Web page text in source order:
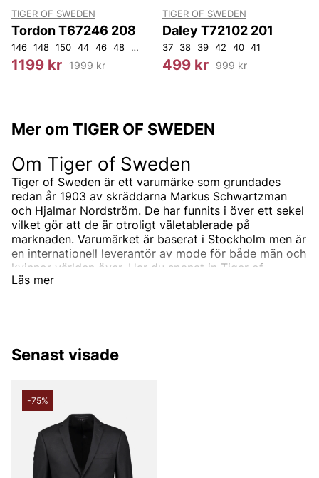
TIGER OF SWEDEN
Tordon T67246 208
146 148 150 44 46 48 54
1199 kr 1999 kr
TIGER OF SWEDEN
Daley T72102 201
37 38 39 42 40 41
499 kr 999 kr
Mer om TIGER OF SWEDEN
Läs mer
Om Tiger of Sweden
Tiger of Sweden är ett varumärke som grundades
redan år 1903 av skräddarna Markus Schwartzman
och Hjalmar Nordström. De har funnits i över ett sekel
vilket gör att de är otroligt väletablerade på
marknaden. Varumärket är baserat i Stockholm men är
en internationell leverantör av mode för både män och
kvinnor världen över. Har du spanat in Tiger of
Swedens sortiment än? Vi erbjuder Tiger of Swedens
tidlöst och modernt. Produkterna är oftast enfärgade
men de samarbetar också med de bästa
leverantörerna i branschen som de utvecklar unika
modekollektioner tillsammans med. Välskräddat mode
är helt enkelt Tiger of Swedens signum.
Under åren har produktutbudet breddats och speciellt
utbudet för män. Idag kan du hitta både Tiger of
Senast visade
-75%